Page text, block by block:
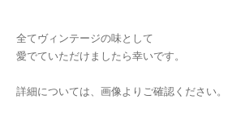
全てヴィンテージの味として
愛でていただけましたら幸いです。
詳細については、画像よりご確認ください。